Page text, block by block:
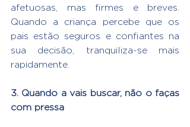
afetuosas, mas firmes e breves.
Quando a criança percebe que os
pais estão seguros e confiantes na
sua decisão, tranquiliza-se mais
rapidamente.
3. Quando a vais buscar, não o faças
com pressa